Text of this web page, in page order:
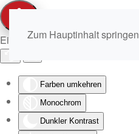
Eingabehilfen öffnen
Farben umkehren
Monochrom
Dunkler Kontrast
Zum Hauptinhalt springen